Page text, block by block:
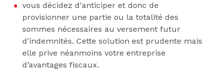
vous décidez d'anticiper et donc de
provisionner une partie ou la totalité des
sommes nécessaires au versement futur
d'indemnités. Cette solution est prudente mais
elle prive néanmoins votre entreprise
d’avantages fiscaux.